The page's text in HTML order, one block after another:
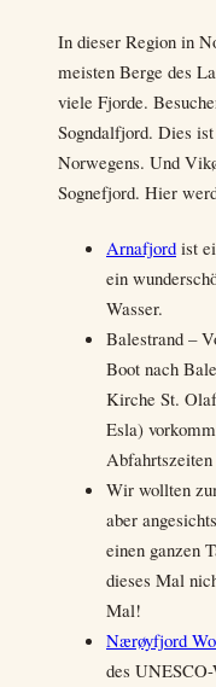
In dieser Region in
meisten Berge des
viele Fjorde.
Sogndalfjord. Dies
Norwegens. Und
Sognefjord. Hier
Arnafjord ist
ein
Wasser.
Balestrand –
Boot nach
Kirche St.
Esla)
Wir wollten
aber
einen ganzen
dieses Mal
Mal!
Nærøyfjord
des